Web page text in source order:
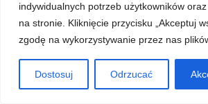
indywidualnych potrzeb użytkowników
na stronie. Kliknięcie przycisku „Akceptuj
zgodę na wykorzystywanie przez nas
Dostosuj Odrzucać
W ośrodku PKL na Mosornym
narciarze skorzystają z dobrze
przygotowywany i oświetlony na
oznacza, że amatorzy sportów